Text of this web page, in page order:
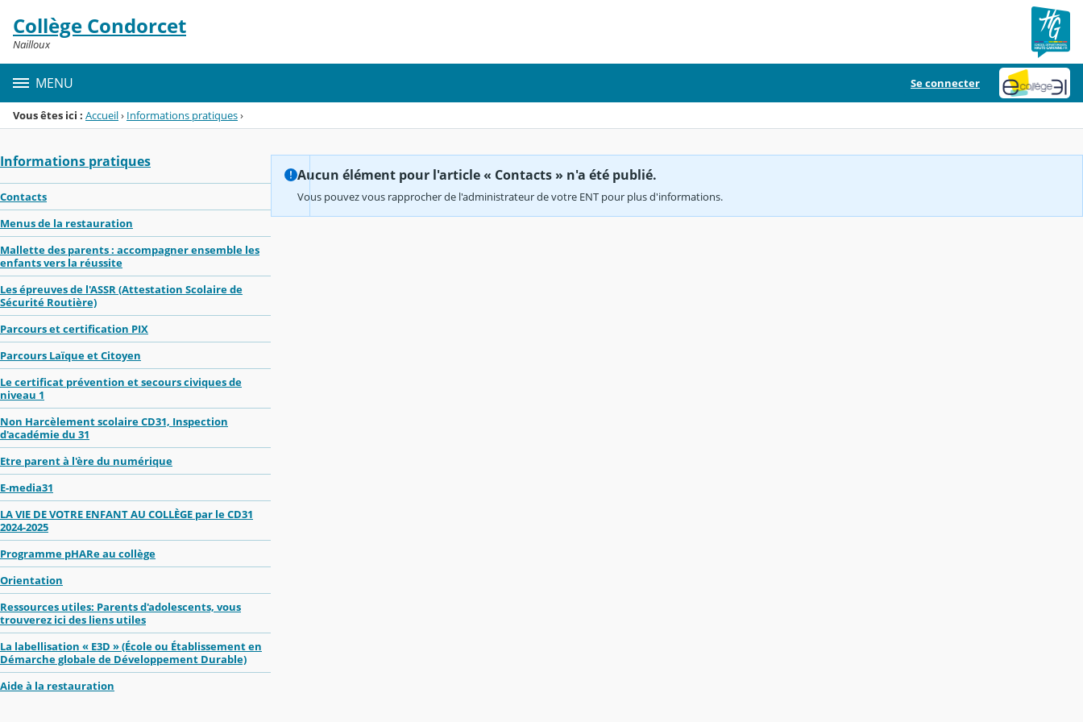
Menu de la rubrique
Contenu
Collège Condorcet
Nailloux
MENU Se connecter
Vous êtes ici : Accueil› Informations pratiques›
Informations pratiques
Contacts
Menus de la restauration
Mallette des parents : accompagner ensemble les
enfants vers la réussite
Les épreuves de l'ASSR (Attestation Scolaire de
Sécurité Routière)
Parcours et certification PIX
Parcours Laïque et Citoyen
Le certificat prévention et secours civiques de
niveau 1
Non Harcèlement scolaire CD31, Inspection
d'académie du 31
Etre parent à l'ère du numérique
E-media31
LA VIE DE VOTRE ENFANT AU COLLÈGE par le CD31
2024-2025
Programme pHARe au collège
Orientation
Ressources utiles: Parents d'adolescents, vous
trouverez ici des liens utiles
La labellisation « E3D » (École ou Établissement en
Démarche globale de Développement Durable)
Aide à la restauration
Aucun élément pour l'article « Contacts » n'a été publié.
Vous pouvez vous rapprocher de l'administrateur de votre ENT pour plus d'informations.